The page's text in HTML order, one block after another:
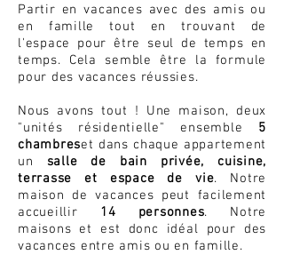
Partir en vacances avec des amis ou
en famille tout en trouvant de
l'espace pour être seul de temps en
temps. Cela semble être la formule
pour des vacances réussies.
Nous avons tout ! Une maison, deux
"unités résidentielle" ensemble 5
chambreset dans chaque appartement
un salle de bain privée, cuisine,
terrasse et espace de vie. Notre
maison de vacances peut facilement
accueillir 14 personnes. Notre
maisons et est donc idéal pour des
vacances entre amis ou en famille.